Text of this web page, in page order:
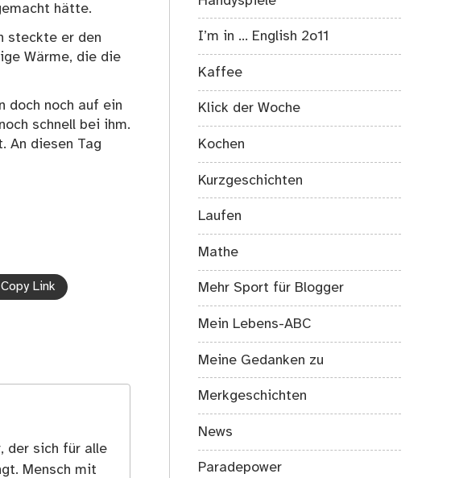
hätte.
steckte er den
Wärme, die die
doch noch auf ein
schnell bei ihm.
An diesen Tag
Copy Link
der sich für alle
Mensch mit
I’m in … English 2o11
Kaffee
Klick der Woche
Kochen
Kurzgeschichten
Laufen
Mathe
Mehr Sport für Blogger
Mein Lebens-ABC
Meine Gedanken zu
Merkgeschichten
News
Paradepower